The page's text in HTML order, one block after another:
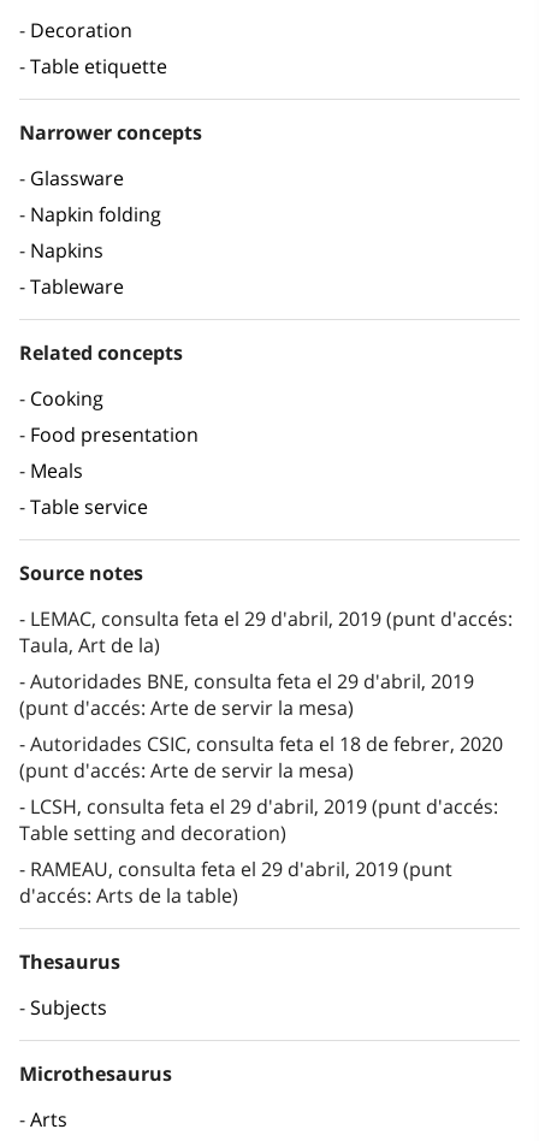
Decoration
Table etiquette
Narrower concepts
Glassware
Napkin folding
Napkins
Tableware
Related concepts
Cooking
Food presentation
Meals
Table service
Source notes
LEMAC, consulta feta el 29 d'abril, 2019 (punt d'accés:
Taula, Art de la)
Autoridades BNE, consulta feta el 29 d'abril, 2019
(punt d'accés: Arte de servir la mesa)
Autoridades CSIC, consulta feta el 18 de febrer, 2020
(punt d'accés: Arte de servir la mesa)
LCSH, consulta feta el 29 d'abril, 2019 (punt d'accés:
Table setting and decoration)
RAMEAU, consulta feta el 29 d'abril, 2019 (punt
d'accés: Arts de la table)
Thesaurus
Subjects
Microthesaurus
Arts